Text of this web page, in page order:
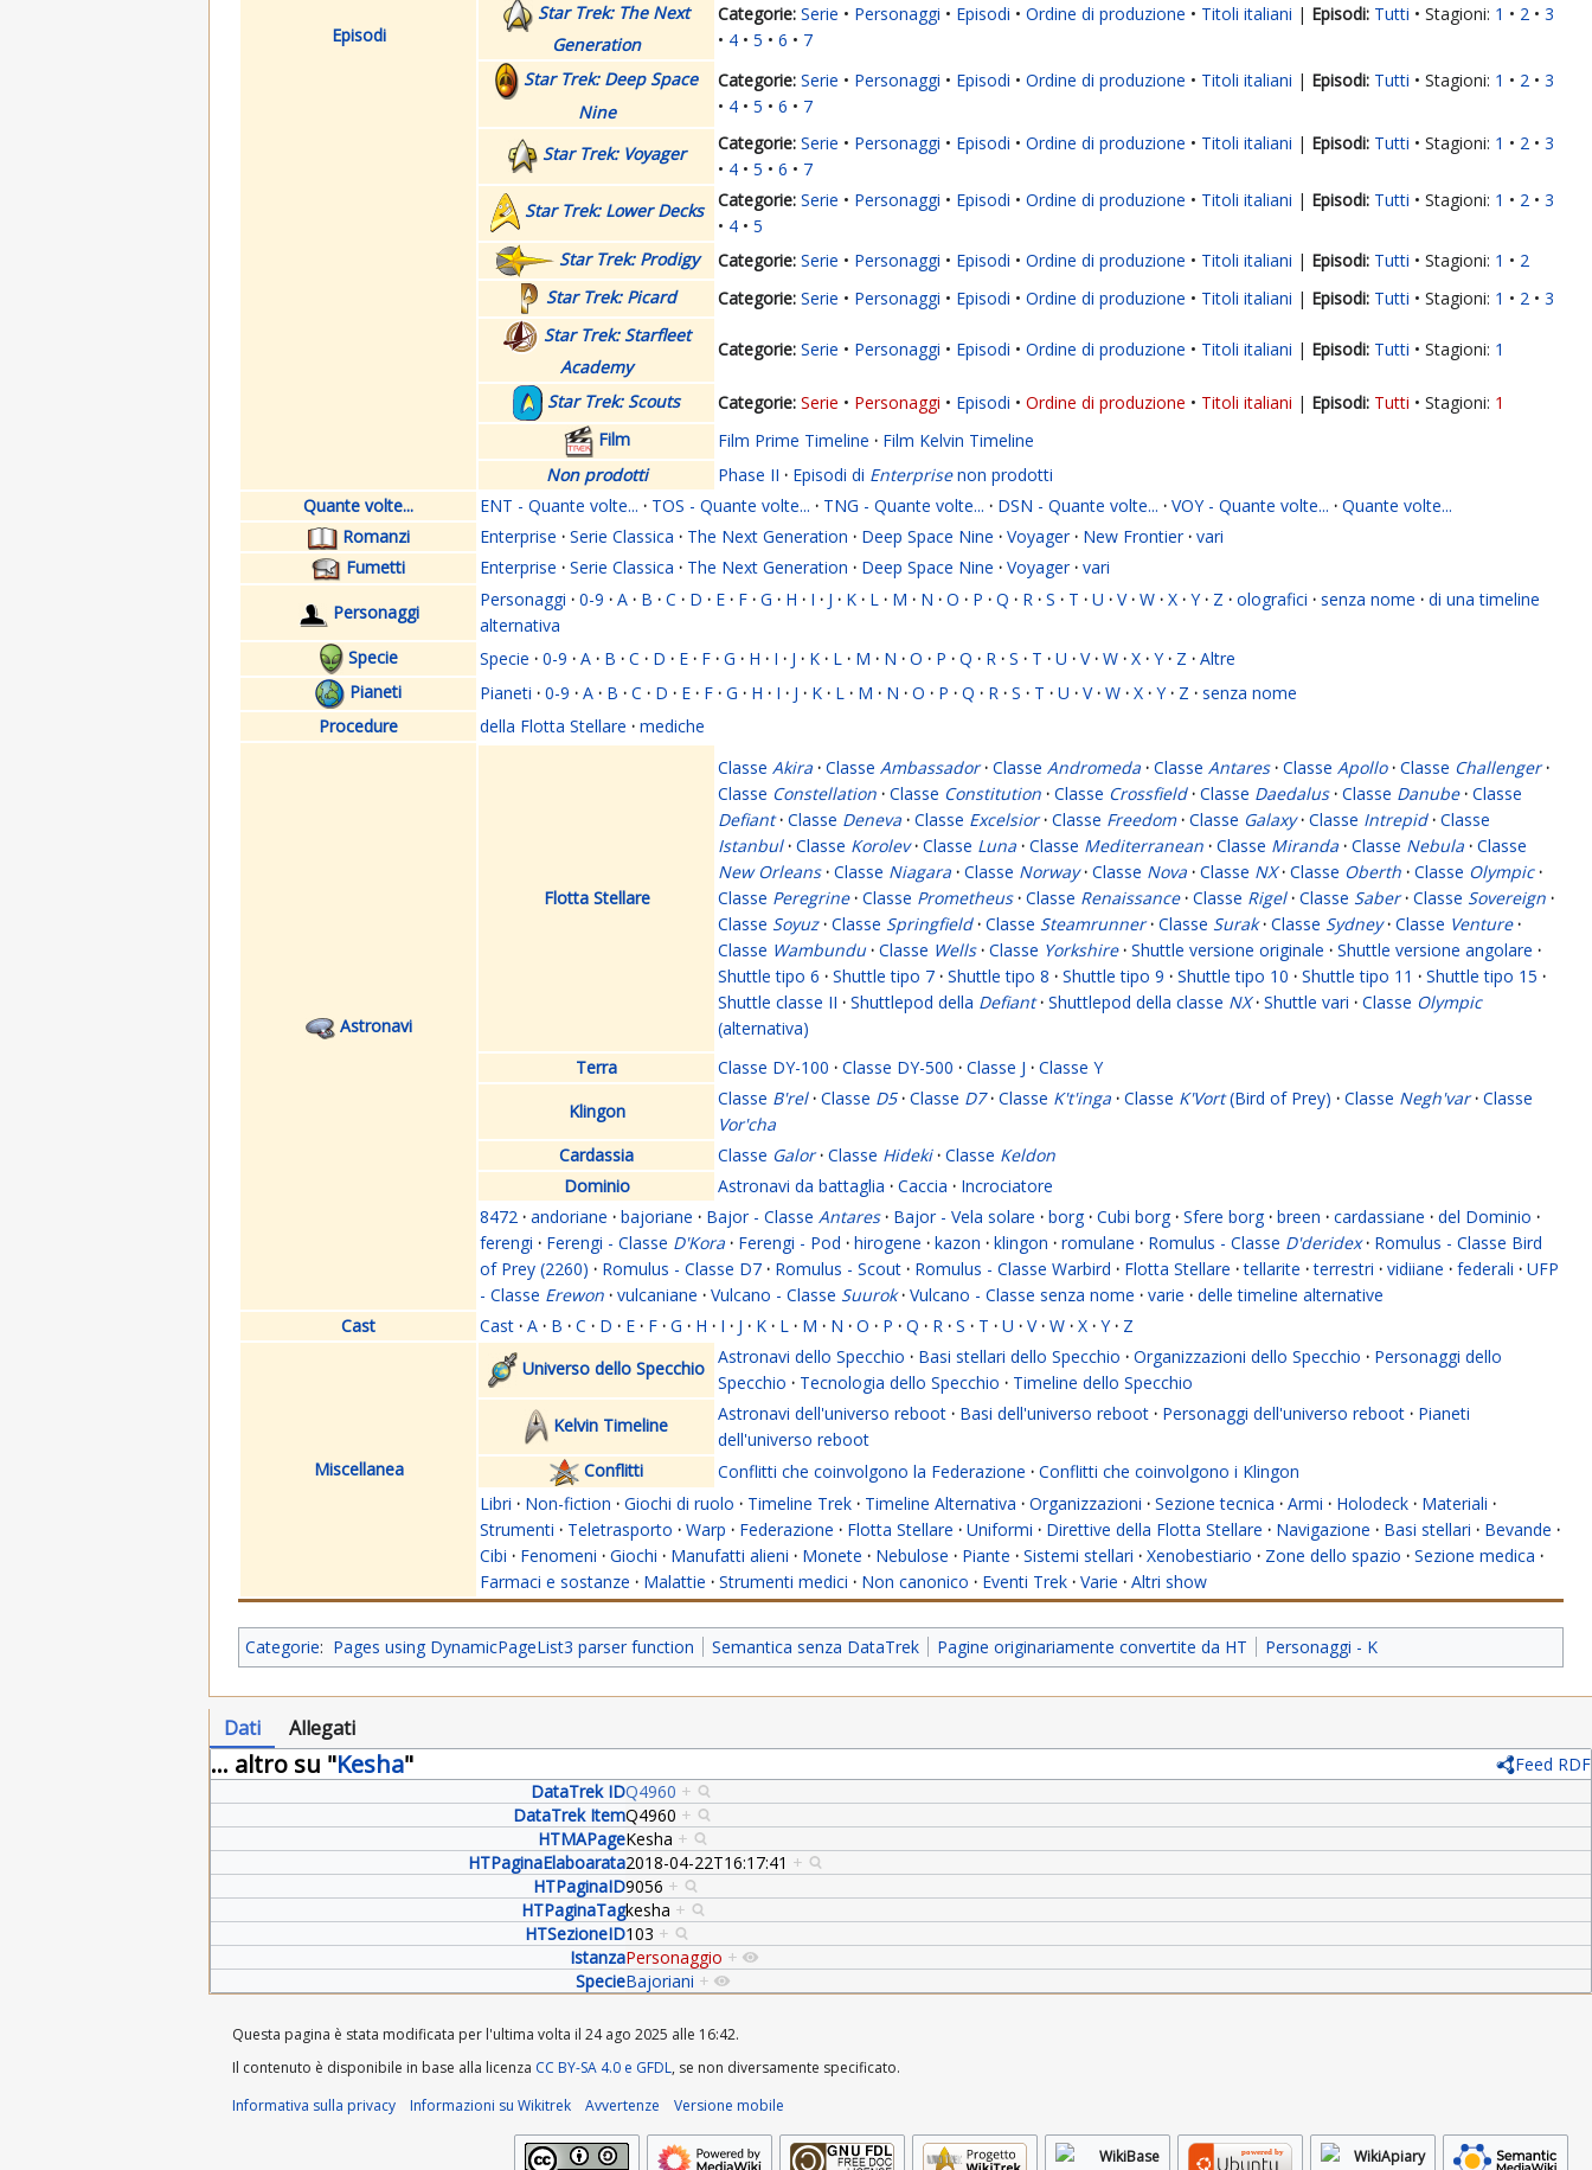
Episodi
Star Trek: The Next
Generation
Serie Personaggi Episodi Ordine di produzione Titoli italiani | Tutti Stagioni: 1 2
3
4
5 6
7
Star Trek: Deep Space
Nine
Serie Personaggi Episodi Ordine di produzione Titoli italiani | Tutti Stagioni: 1 2
3
4
5 6 7
Star Trek: Voyager Serie Personaggi Episodi Ordine di produzione Titoli italiani | Tutti Stagioni: 1 2
3
4
5 6
7
Star Trek: Lower Decks
Serie Personaggi Episodi Ordine di produzione Titoli italiani | Tutti Stagioni: 1 2
3
4
5
Star Trek: Prodigy
Serie Personaggi Episodi Ordine di produzione Titoli italiani | Tutti Stagioni: 1
2
Star Trek: Picard
Serie Personaggi Episodi Ordine di produzione Titoli italiani | Tutti Stagioni: 1 2
3
Star Trek: Starfleet
Academy
Serie Personaggi Episodi Ordine di produzione Titoli italiani | Tutti Stagioni: 1
Star Trek: Scouts Serie Personaggi Episodi Ordine di produzione Titoli italiani | Tutti Stagioni: 1
Film
Film Prime Timeline · Film Kelvin Timeline
Non prodotti
Phase II · Episodi di Enterprisenon prodotti
Quante volte...
ENT - Quante volte... · TOS - Quante volte... · TNG - Quante volte... · DSN - Quante volte... · VOY - Quante volte... · Quante volte...
Romanzi
Enterprise · Serie Classica · The Next Generation · Deep Space Nine · Voyager · New Frontier · vari
Fumetti
Enterprise · Serie Classica · The Next Generation · Deep Space Nine · Voyager · vari
Personaggi
Personaggi · 0-9 · A · B · C · D · E · F · G · H · I · J · K · L · M · N · O · P · Q · R · S · T · U · V · W · X · Y · Z · olografici · senza nome · di una timeline
alternativa
Specie
Specie · 0-9 · A · B · C · D · E · F · G · H · I · J · K · L · M · N · O · P · Q · R · S · T · U · V · W · X · Y · Z · Altre
Pianeti
Pianeti · 0-9 · A · B · C · D · E · F · G · H · I · J · K · L · M · N · O · P · Q · R · S · T · U · V · W · X · Y · Z · senza nome
Procedure
della Flotta Stellare · mediche
Astronavi
Flotta Stellare
Classe Akira · Classe Ambassador · Classe Andromeda · Classe Antares · Classe Apollo · Classe Challenger ·
Classe Constellation · Classe Constitution · Classe Crossfield · Classe Daedalus · Classe Danube · Classe
Defiant · Classe Deneva · Classe Excelsior · Classe Freedom · Classe Galaxy · Classe Intrepid · Classe
Istanbul · Classe Korolev · Classe Luna · Classe Mediterranean · Classe Miranda · Classe Nebula · Classe
New Orleans · Classe Niagara · Classe Norway · Classe Nova · Classe NX · Classe Oberth · Classe Olympic ·
Classe Peregrine · Classe Prometheus · Classe Renaissance · Classe Rigel · Classe Saber · Classe Sovereign ·
Classe Soyuz · Classe Springfield · Classe Steamrunner · Classe Surak · Classe Sydney · Classe Venture ·
Classe Wambundu · Classe Wells · Classe Yorkshire · Shuttle versione originale · Shuttle versione angolare ·
Shuttle tipo 6 · Shuttle tipo 7 · Shuttle tipo 8 · Shuttle tipo 9 · Shuttle tipo 10 · Shuttle tipo 11 · Shuttle tipo 15 ·
Shuttle classe II · Shuttlepod della Defiant · Shuttlepod della classe NX · Shuttle vari · Classe Olympic
(alternativa)
Terra
Classe DY-100 · Classe DY-500 · Classe J · Classe Y
Klingon
Classe B'rel · Classe D5 · Classe D7 · Classe K't'inga · Classe K'Vort(Bird of Prey) · Classe Negh'var · Classe
Vor'cha
Cardassia
Classe Galor · Classe Hideki · Classe Keldon
Dominio
Astronavi da battaglia · Caccia · Incrociatore
8472 · andoriane · bajoriane · Bajor - Classe Antares · Bajor - Vela solare · borg · Cubi borg · Sfere borg · breen · cardassiane · del Dominio ·
ferengi · Ferengi - Classe D'Kora · Ferengi - Pod · hirogene · kazon · klingon · romulane · Romulus - Classe D'deridex · Romulus - Classe Bird
of Prey (2260) · Romulus - Classe D7 · Romulus - Scout · Romulus - Classe Warbird · Flotta Stellare · tellarite · terrestri · vidiiane · federali · UFP
- Classe Erewon · vulcaniane · Vulcano - Classe Suurok · Vulcano - Classe senza nome · varie · delle timeline alternative
Cast
Cast · A · B · C · D · E · F · G · H · I · J · K · L · M · N · O · P · Q · R · S · T · U · V · W · X · Y · Z
Miscellanea
Universo dello Specchio
Astronavi dello Specchio · Basi stellari dello Specchio · Organizzazioni dello Specchio · Personaggi dello
Specchio · Tecnologia dello Specchio · Timeline dello Specchio
Kelvin Timeline
Astronavi dell'universo reboot · Basi dell'universo reboot · Personaggi dell'universo reboot · Pianeti
dell'universo reboot
Conflitti
Conflitti che coinvolgono la Federazione · Conflitti che coinvolgono i Klingon
Libri · Non-fiction · Giochi di ruolo · Timeline Trek · Timeline Alternativa · Organizzazioni · Sezione tecnica · Armi · Holodeck · Materiali ·
Strumenti · Teletrasporto · Warp · Federazione · Flotta Stellare · Uniformi · Direttive della Flotta Stellare · Navigazione · Basi stellari · Bevande ·
Cibi · Fenomeni · Giochi · Manufatti alieni · Monete · Nebulose · Piante · Sistemi stellari · Xenobestiario · Zone dello spazio · Sezione medica ·
Farmaci e sostanze · Malattie · Strumenti medici · Non canonico · Eventi Trek · Varie · Altri show
Categorie: Pages using DynamicPageList3 parser function Semantica senza DataTrek Pagine originariamente convertite da HT Personaggi - K
Dati Allegati
... altro su "Kesha"
Feed RDF
DataTrek IDQ4960 +
DataTrek ItemQ4960 +
HTMAPageKesha +
HTPaginaElaboarata2018-04-22T16:17:41 +
HTPaginaID9056 +
HTPaginaTagkesha +
HTSezioneID103 +
IstanzaPersonaggio +
SpecieBajoriani +
Questa pagina è stata modificata per l'ultima volta il 24 ago 2025 alle 16:42.
Il contenuto è disponibile in base alla licenza CC BY-SA 4.0 e GFDL, se non diversamente specificato.
Informativa sulla privacy
Informazioni su Wikitrek Avvertenze Versione mobile